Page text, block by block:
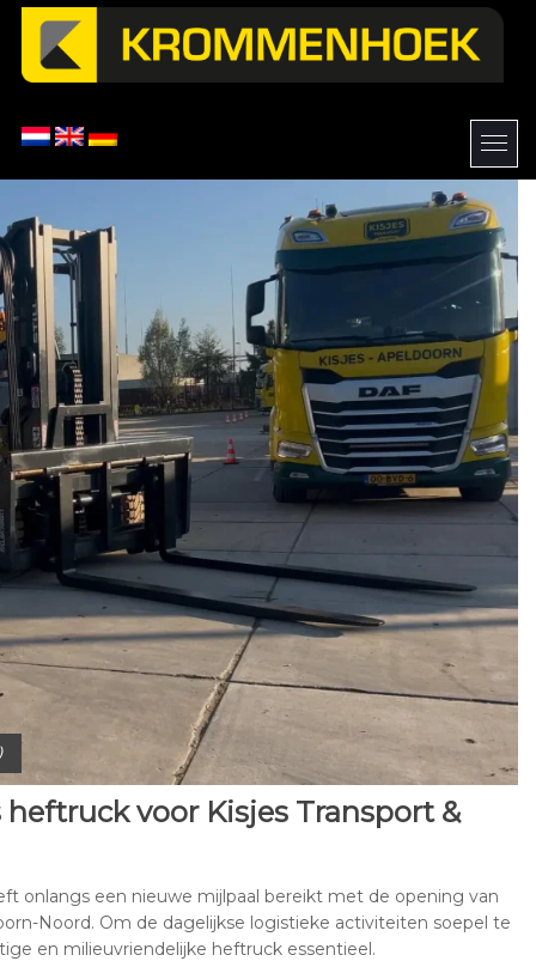
voor Kisjes Transport &
onlangs een nieuwe mijlpaal bereikt met de opening van
Noord. Om de dagelijkse logistieke activiteiten soepel te
en milieuvriendelijke heftruck essentieel.